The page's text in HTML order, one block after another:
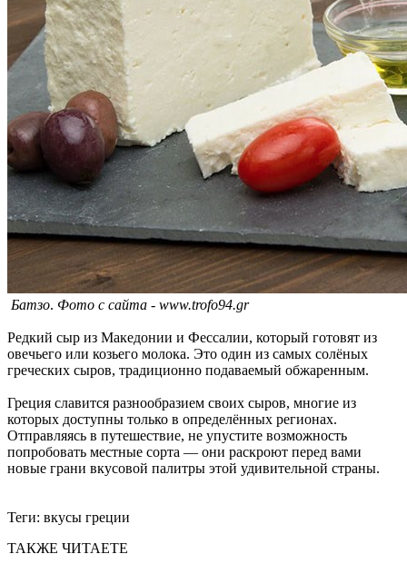
Батзо. Фото с сайта - www.trofo94.gr
Редкий сыр из Македонии и Фессалии, который готовят из
овечьего или козьего молока. Это один из самых солёных
греческих сыров, традиционно подаваемый обжаренным.
Греция славится разнообразием своих сыров, многие из
которых доступны только в определённых регионах.
Отправляясь в путешествие, не упустите возможность
попробовать местные сорта — они раскроют перед вами
новые грани вкусовой палитры этой удивительной страны.
Теги: вкусы греции
ТАКЖЕ ЧИТАЕТЕ